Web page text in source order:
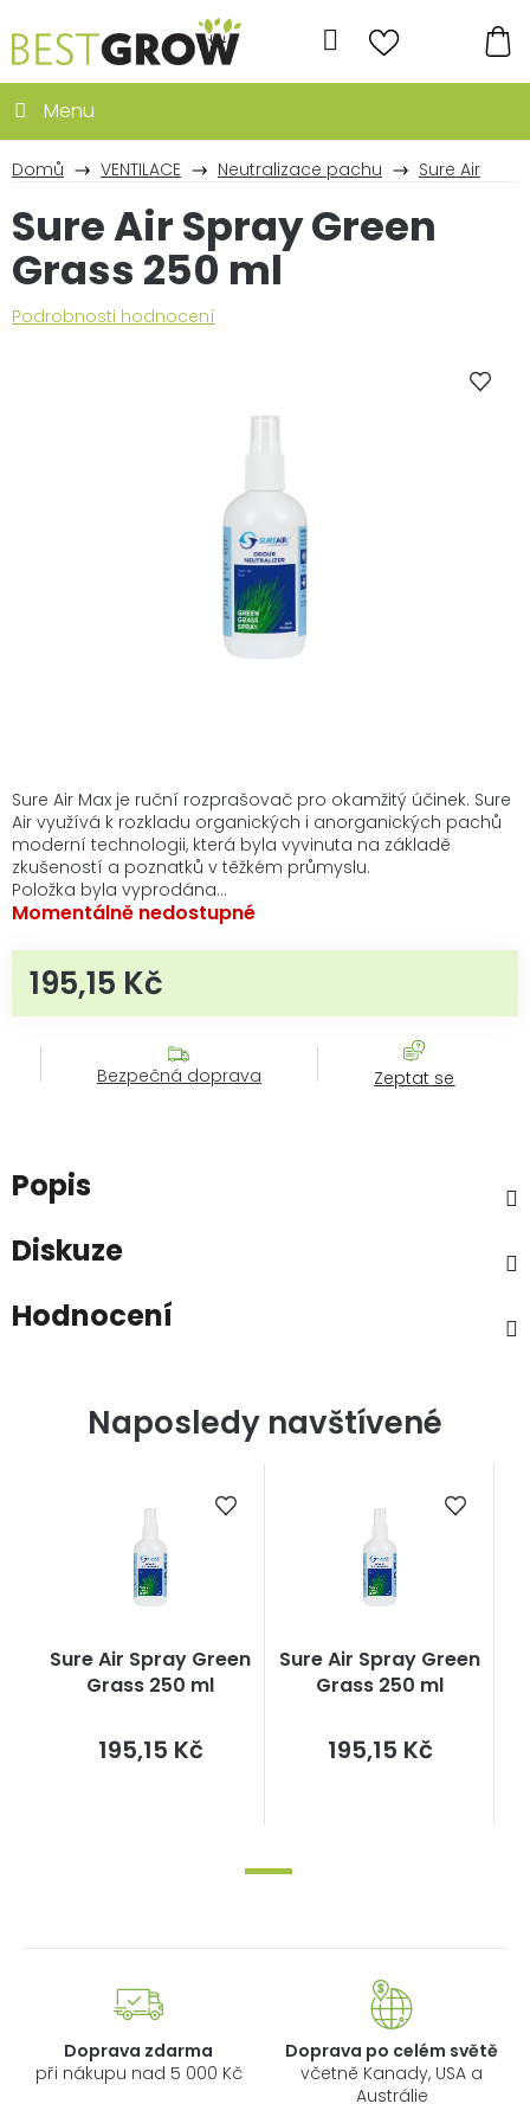
na
obsah
Hledat
Domů VENTILACE Neutralizace pachu Sure Air
Sure Air Max je ruční rozprašovač pro okamžitý účinek. Sure
Air využívá k rozkladu organických i anorganických pachů
moderní technologii, která byla vyvinuta na základě
zkušeností a poznatků v těžkém průmyslu.
Položka byla vyprodána…
Momentálně nedostupné
195,15 Kč
Bezpečná doprava Zeptat se
Sure Air Spray Green
Grass 250 ml
Průměrné
Podrobnosti hodnocení
Popis
Diskuze
Hodnocení
Naposledy navštívené
Sure Air Spray Green
Grass 250 ml
195,15 Kčcena:
Sure Air Spray Green
Grass 250 ml
195,15 Kčcena:
Doprava zdarma
při nákupu nad 5 000 Kč
Doprava po celém světě
včetně Kanady, USA a
Austrálie